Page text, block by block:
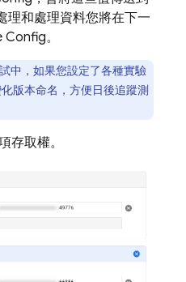
理和處理資料您將在下一
Config。
中，如果您設定了各種實驗
版本命名，方便日後追蹤測
存取權。